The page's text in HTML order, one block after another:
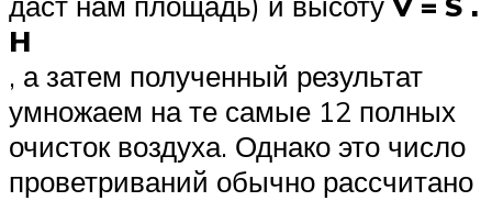
H
, а затем полученный результат
умножаем на те самые 12 полных
очисток воздуха. Однако это число
проветриваний обычно рассчитано